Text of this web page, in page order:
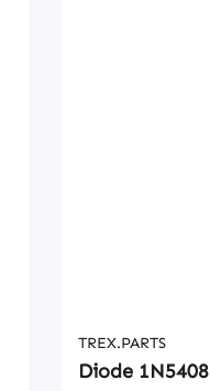
TREX.PARTS
Diode 1N5408